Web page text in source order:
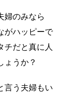
婦のみなら
がハッピーで
チだと真に人
ょうか？
言う夫婦もい